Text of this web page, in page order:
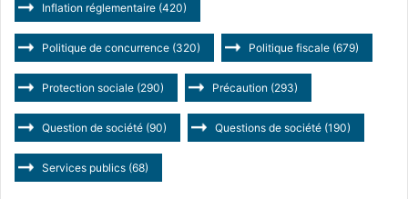
Inflation réglementaire (420)
Politique de concurrence (320) Politique fiscale (679)
Protection sociale (290) Précaution (293)
Question de société (90) Questions de société (190)
Services publics (68)